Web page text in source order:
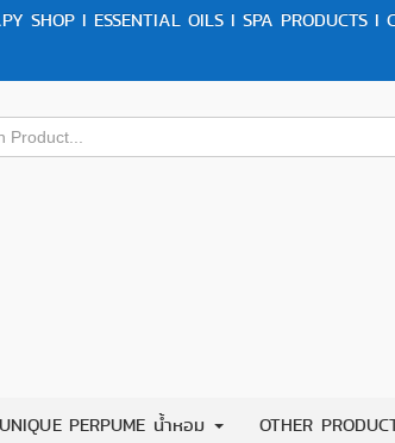
SHOP I ESSENTIAL OILS I SPA PRODUCTS I
UNIQUE PERPUME น้ำหอม OTHER